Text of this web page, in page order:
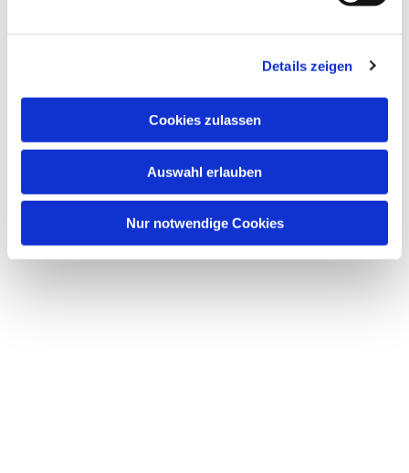
Details zeigen
Cookies zulassen
Auswahl erlauben
Nur notwendige Cookies